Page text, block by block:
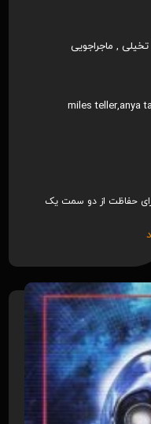
, ماجراجویی
miles teller,anya
حفاظت از دو سمت یک